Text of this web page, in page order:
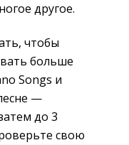
другое.
чтобы
больше
Songs и
—
до 3
свою